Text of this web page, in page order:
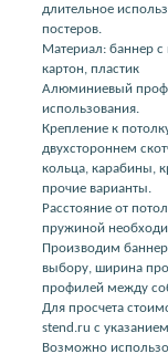
длительное
постеров.
Материал: баннер с
картон, пластик
Алюминиевый
использования.
Крепление к
двухстороннем
кольца, карабины,
прочие варианты.
Расстояние от
пружиной
Производим
выбору, ширина
профилей между
Для просчета
stend.ru с
Возможно